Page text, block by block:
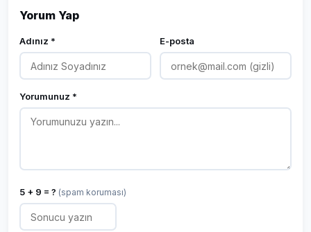
Yorum Yap
Adınız * E-posta
Yorumunuz *
5 + 9 = ? (spam koruması)